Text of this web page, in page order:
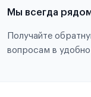
Мы всегда
Получайте
вопросам в